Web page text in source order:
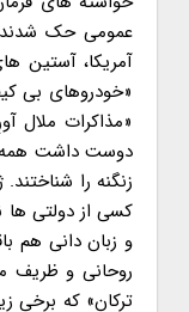
عمومی حک
آمریکا، آستین
«خودروهای بی
«مذاکرات ملال
دوست داشت همه
زنگنه را
کسی از دولتی
و زبان دانی هم
روحانی و ظریف
ترکان» که برخی